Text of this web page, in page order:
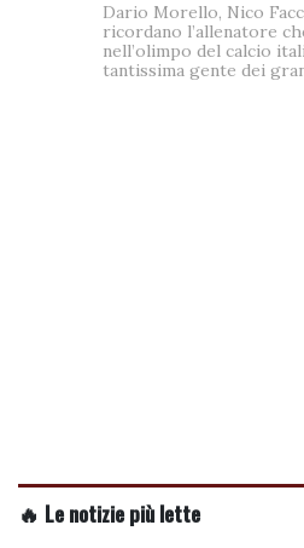
Dario Morello, Nico
ricordano l’allenatore
nell’olimpo del calcio
tantissima gente dei
🔥 Le notizie più lette